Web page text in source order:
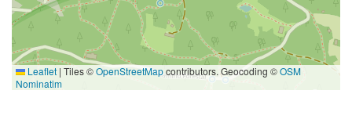
Leaflet | Tiles ©OpenStreetMapcontributors. Geocoding ©OSM
Nominatim